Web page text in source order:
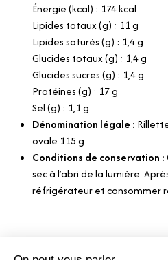
Énergie (kcal) : 174 kcal
Lipides totaux (g) : 11 g
Lipides saturés (g) : 1,4 g
Glucides totaux (g) : 1,4 g
Glucides sucres (g) : 1,4 g
Protéines (g) : 17 g
Sel (g) : 1,1 g
Dénomination légale :
ovale 115 g
Conditions de conservation :
sec à l’abri de la lumière.
réfrigérateur et consommer